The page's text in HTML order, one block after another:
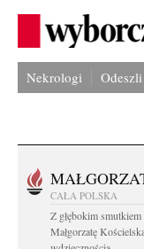
Nekrologi Odeszli
CAŁA POLSKA
Z głębokim
Małgorzatę